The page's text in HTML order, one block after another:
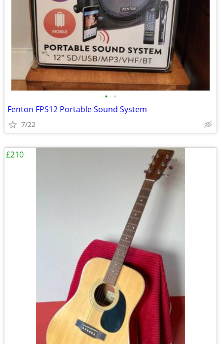
• •
Fenton FPS12 Portable Sound System
7/22
£210